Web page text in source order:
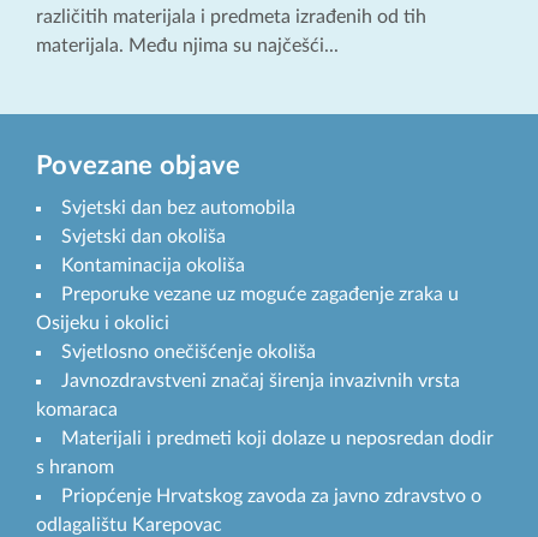
različitih materijala i predmeta izrađenih od tih
materijala. Među njima su najčešći...
Povezane objave
Svjetski dan bez automobila
Svjetski dan okoliša
Kontaminacija okoliša
Preporuke vezane uz moguće zagađenje zraka u
Osijeku i okolici
Svjetlosno onečišćenje okoliša
Javnozdravstveni značaj širenja invazivnih vrsta
komaraca
Materijali i predmeti koji dolaze u neposredan dodir
s hranom
Priopćenje Hrvatskog zavoda za javno zdravstvo o
odlagalištu Karepovac